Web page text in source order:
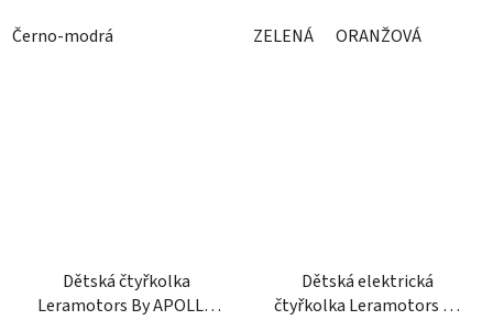
Černo-modrá ZELENÁ ORANŽOVÁ
Dětská čtyřkolka
Leramotors By APOLLO
Dětská elektrická
čtyřkolka Leramotors by